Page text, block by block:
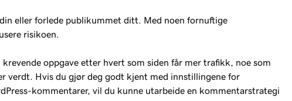
eller forlede publikummet ditt. Med noen fornuftige
risikoen.
oppgave etter hvert som siden får mer trafikk, noe som
verdt. Hvis du gjør deg godt kjent med innstillingene for
kommentarer, vil du kunne utarbeide en kommentarstrategi